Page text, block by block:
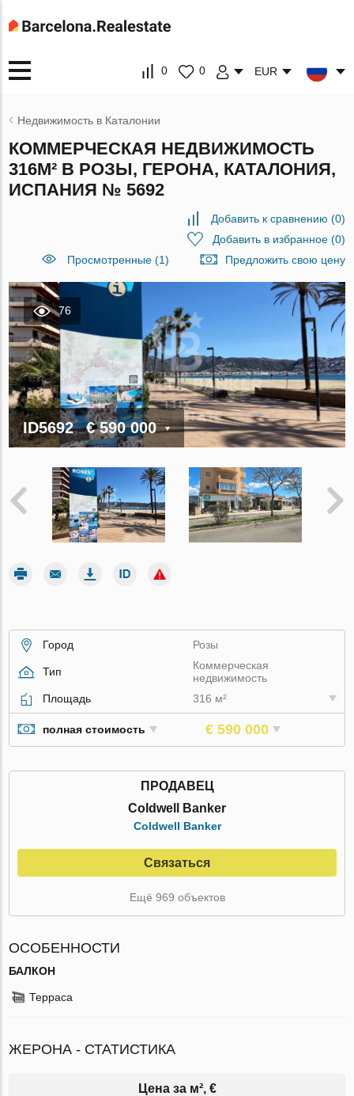
0 0 EUR
Недвижимость в Каталонии
КОММЕРЧЕСКАЯ НЕДВИЖИМОСТЬ
316М² В РОЗЫ, ГЕРОНА, КАТАЛОНИЯ,
ИСПАНИЯ № 5692
Добавить к сравнению (0)
Добавить в избранное(0)
Просмотренные (1)
Предложить свою цену
76
ID5692 € 590 000
Город Розы
Тип
Коммерческая
недвижимость
Площадь
316 м²
полная стоимость € 590 000
ПРОДАВЕЦ
Coldwell Banker
Coldwell Banker
Связаться
Ещё 969 объектов
ОСОБЕННОСТИ
БАЛКОН
Терраса
ЖЕРОНА - СТАТИСТИКА
Цена за м², €